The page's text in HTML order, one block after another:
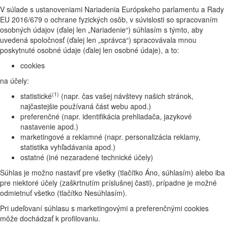
V súlade s ustanoveniami Nariadenia Európskeho parlamentu a Rady
EU 2016/679 o ochrane fyzických osôb, v súvislosti so spracovaním
osobných údajov (ďalej len „Nariadenie“) súhlasím s týmto, aby
uvedená spoločnosť (ďalej len „správca“) spracovávala mnou
poskytnuté osobné údaje (ďalej len osobné údaje), a to:
cookies
na účely:
statistické(1) (napr. čas vašej návštevy našich stránok,
najčastejšie používaná část webu apod.)
preferenčné (napr. identifikácia prehliadača, jazykové
nastavenie apod.)
marketingové a reklamné (napr. personalizácia reklamy,
statistika vyhľadávania apod.)
ostatné (iné nezaradené technické účely)
Súhlas je možno nastaviť pre všetky (tlačítko Áno, súhlasím) alebo iba
pre niektoré účely (zaškrtnutím príslušnej časti), prípadne je možné
odmietnuť všetko (tlačítko Nesúhlasím).
Pri udeľovaní súhlasu s marketingovými a preferenčnými cookies
môže dochádzať k profilovaniu.